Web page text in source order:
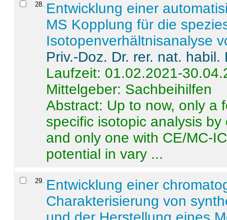
28. Entwicklung einer
MS Kopplung für die
Isotopenverhältnisanalyse
Priv.-Doz. Dr. rer. nat.
Laufzeit: 01.02.2021-
Mittelgeber: Sachbeihilfen
Abstract: Up to now, only a
specific isotopic analysis
and only one with CE/MC-
potential in vary ...
29. Entwicklung einer
Charakterisierung von